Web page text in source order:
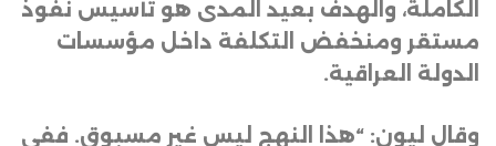
الكاملة، والهدف بعيد المدى هو تأسيس نفوذ
مستقر ومنخفض التكلفة داخل مؤسسات
الدولة العراقية.
وقال ليون: “هذا النهج ليس غير مسبوق. ففي